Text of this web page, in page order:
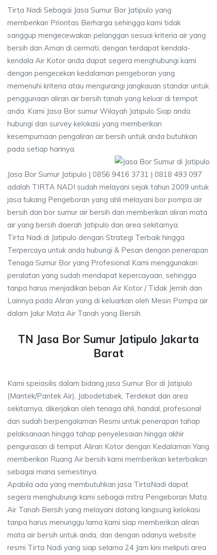
Tirta Nadi Sebagai Jasa Sumur Bor Jatipulo yang
memberikan Prioritas Berharga sehingga kami tidak
sanggup mengecewakan pelanggan sesuai kriteria air yang
bersih dan Aman di cermati, dengan terdapat kendala-
kendala Air Kotor anda dapat segera menghubungi kami
dengan pengecekan kedalaman pengeboran yang
memenuhi kriteria atau mengurangi jangkauan standar untuk
penggunaan aliran air bersih tanah yang keluar di tempat
anda. Kami Jasa Bor sumur Wilayah Jatipulo Siap anda
hubungi dan survey kelokasi yang memberikan
kesempurnaan pengaliran air bersih untuk anda butuhkan
pada setiap harinya.
Jasa Bor Sumur Jatipulo | 0856 9416 3731 | 0818 493 097
adalah TIRTA NADI sudah melayani sejak tahun 2009 untuk
jasa tukang Pengeboran yang ahli melayani bor pompa air
bersih dan bor sumur air bersih dan memberikan aliran mata
air yang bersih daerah Jatipulo dan area sekitarnya.
Tirta Nadi di Jatipulo dengan Strategi Terbaik hingga
Terpercaya untuk anda hubungi & Pesan dengan penerapan
Tenaga Sumur Bor yang Profesional Kami menggunakan
peralatan yang sudah mendapat kepercayaan, sehingga
tanpa harus menjadikan beban Air Kotor / Tidak Jernih dan
Lainnya pada Aliran yang di keluarkan oleh Mesin Pompa air
dalam Jalur Mata Air Tanah yang Bersih.
TN Jasa Bor Sumur Jatipulo Jakarta
Barat
Kami speiasilis dalam bidang jasa Sumur Bor di Jatipulo
(Mantek/Pantek Air), Jabodetabek, Terdekat dan area
sekitarnya, dikerjakan oleh tenaga ahli, handal, profesional
dan sudah berpengalaman Resmi untuk penerapan tahap
pelaksanaan hingga tahap penyelesaian hingga akhir
pengurasan di tempat Aliran Kotor dengan Kedalaman Yang
memberikan Ruang Air bersih kami memberikan keterbaikan
sebagai mana semestinya.
Apabila ada yang membutuhkan jasa TirtaNadi dapat
segera menghubungi kami sebagai mitra Pengeboran Mata
Air Tanah Bersih yang melayani datang langsung kelokasi
tanpa harus menunggu lama kami siap memberikan aliran
mata air bersih untuk anda, dan dengan adanya website
resmi Tirta Nadi yang siap selama 24 Jam kini meliputi area